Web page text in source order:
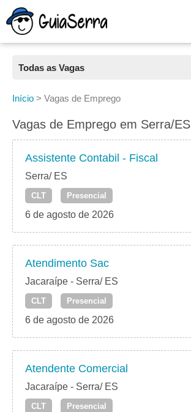
Todas as Vagas
Todas as Vagas
CLT
Freelancer
PJ
Início > Vagas de Emprego
Vagas de Emprego em Serra/ES
Assistente Contabil - Fiscal
Serra/ ES
CLT Presencial
6 de agosto de 2026
Atendimento Sac
Jacaraípe - Serra/ ES
CLT Presencial
6 de agosto de 2026
Atendente Comercial
Jacaraípe - Serra/ ES
CLT Presencial